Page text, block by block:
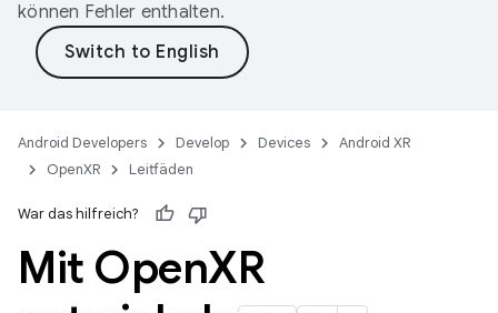
können Fehler enthalten.
Android Developers Develop Devices
Android XR
OpenXR
Leitfäden
War das hilfreich?
Mit OpenXR